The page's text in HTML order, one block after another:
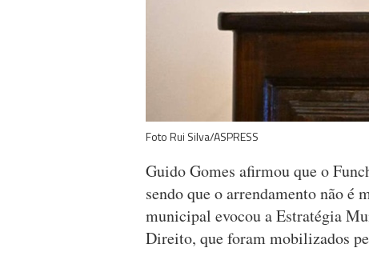
Foto Rui Silva/ASPRESS
Guido Gomes afirmou que o
sendo que o arrendamento não é
municipal evocou a Estratégia
Direito, que foram mobilizados